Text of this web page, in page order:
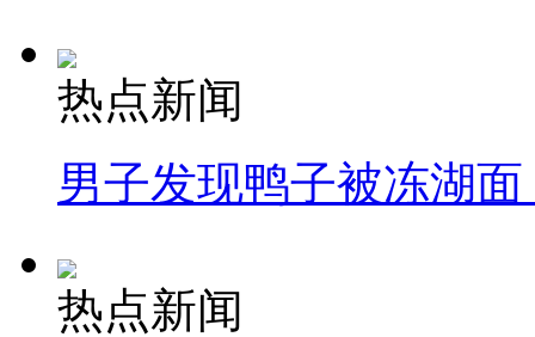
热点新闻
男子发现鸭子被冻湖
热点新闻